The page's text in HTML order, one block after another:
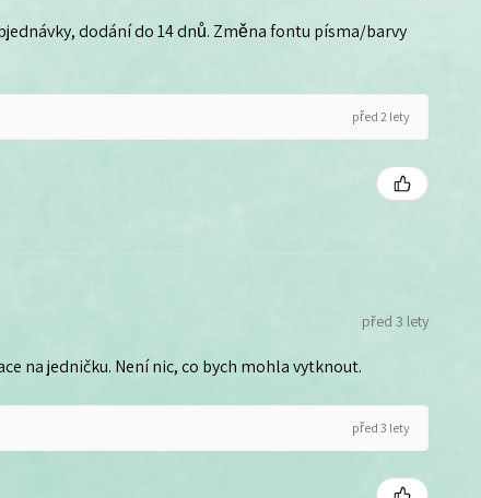
dodání do 14 dnů. Změna fontu písma/barvy
před 2 lety
před 3 lety
na jedničku. Není nic, co bych mohla vytknout.
před 3 lety